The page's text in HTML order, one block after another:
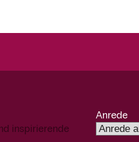
inspirierende
Anrede